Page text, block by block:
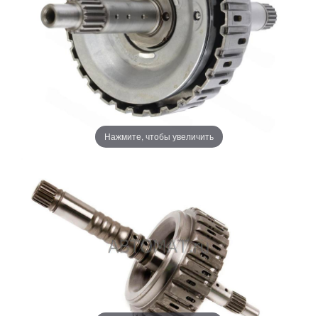
Нажмите, чтобы увеличить